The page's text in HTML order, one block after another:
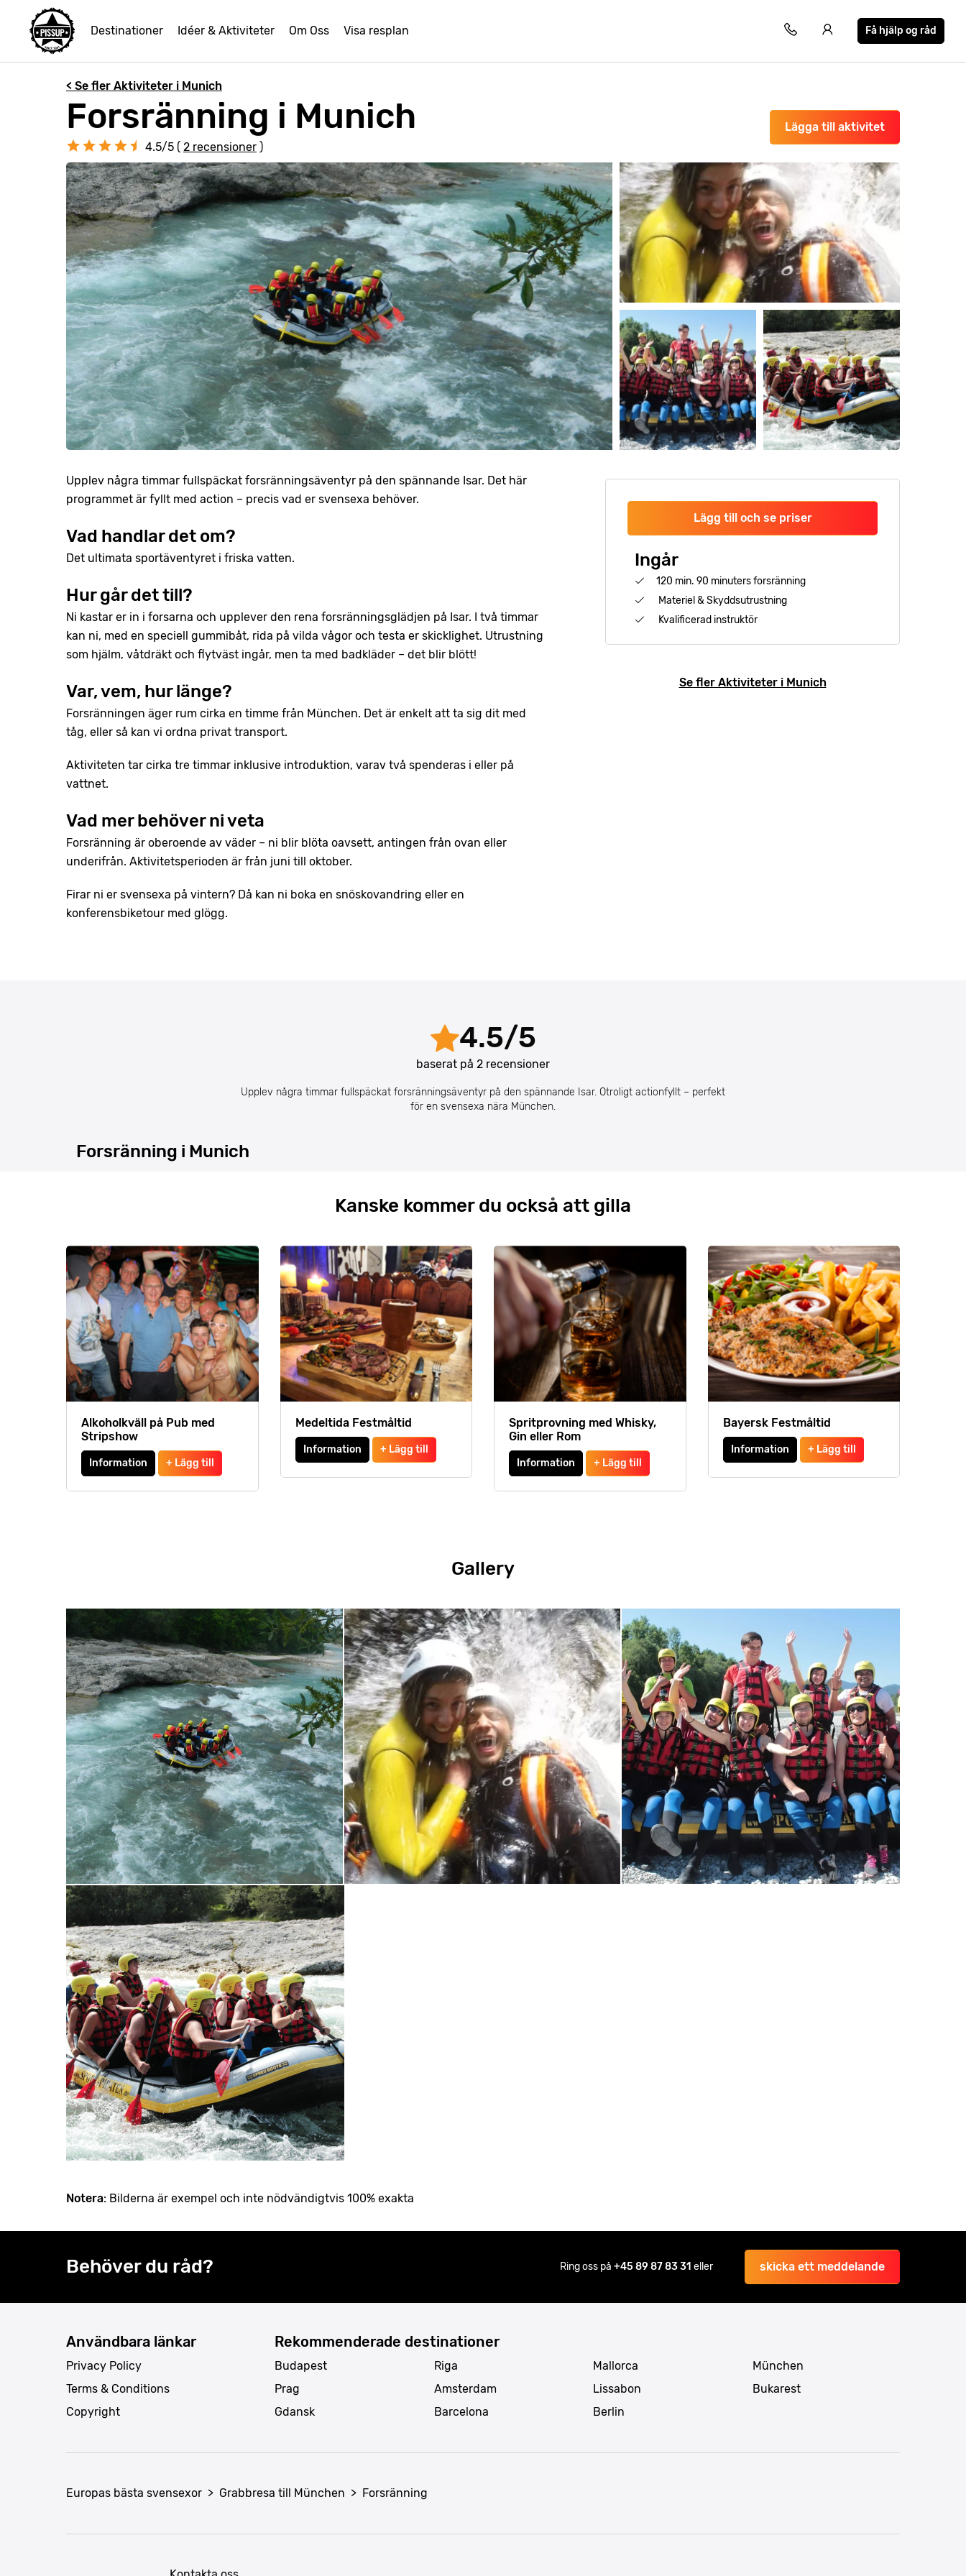
Destinationer Idéer & Aktiviteter Om Oss Visa resplan Få hjälp og råd
< Se fler Aktiviteter i Munich
Lägga till aktivitet
Forsränning i Munich
4.5/5 ( 2 recensioner )
Lägg till och se priser
Ingår
120 min. 90 minuters forsränning
Materiel & Skyddsutrustning
Kvalificerad instruktör
Se fler Aktiviteter i Munich
Upplev några timmar fullspäckat forsränningsäventyr på den spännande Isar. Det här
programmet är fyllt med action – precis vad er svensexa behöver.
Vad handlar det om?
Det ultimata sportäventyret i friska vatten.
Hur går det till?
Ni kastar er in i forsarna och upplever den rena forsränningsglädjen på Isar. I två timmar
kan ni, med en speciell gummibåt, rida på vilda vågor och testa er skicklighet. Utrustning
som hjälm, våtdräkt och flytväst ingår, men ta med badkläder – det blir blött!
Var, vem, hur länge?
Forsränningen äger rum cirka en timme från München. Det är enkelt att ta sig dit med
tåg, eller så kan vi ordna privat transport.
Aktiviteten tar cirka tre timmar inklusive introduktion, varav två spenderas i eller på
vattnet.
Vad mer behöver ni veta
Forsränning är oberoende av väder – ni blir blöta oavsett, antingen från ovan eller
underifrån. Aktivitetsperioden är från juni till oktober.
Firar ni er svensexa på vintern? Då kan ni boka en snöskovandring eller en
konferensbiketour med glögg.
4.5/5
baserat på 2 recensioner
Upplev några timmar fullspäckat forsränningsäventyr på den spännande Isar. Otroligt actionfyllt – perfekt
för en svensexa nära München.
Forsränning i Munich
Kanske kommer du också att gilla
Alkoholkväll på Pub med
Stripshow
Information + Lägg till
Medeltida Festmåltid
Information + Lägg till
Spritprovning med Whisky,
Gin eller Rom
Information + Lägg till
Bayersk Festmåltid
Information + Lägg till
Gallery
Notera: Bilderna är exempel och inte nödvändigtvis 100% exakta
Behöver du råd? Ring oss på +45 89 87 83 31 eller skicka ett meddelande
Användbara länkar
Privacy Policy
Terms & Conditions
Copyright
Rekommenderade destinationer
Budapest
Prag
Gdansk
Riga
Amsterdam
Barcelona
Mallorca
Lissabon
Berlin
München
Bukarest
Europas bästa svensexor > Grabbresa till München > Forsränning